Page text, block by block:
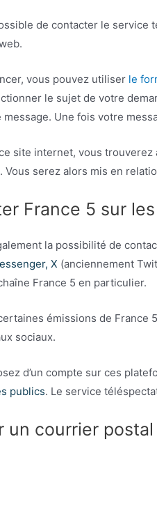
de contacter le service
vous pouvez utiliser le
le sujet de votre
Une fois votre
site internet, vous trouverez
Vous serez alors mis en
France 5 sur
la possibilité de
X (anciennement
France 5 en particulier.
émissions de France
sociaux.
d’un compte sur ces
publics. Le service
un courrier